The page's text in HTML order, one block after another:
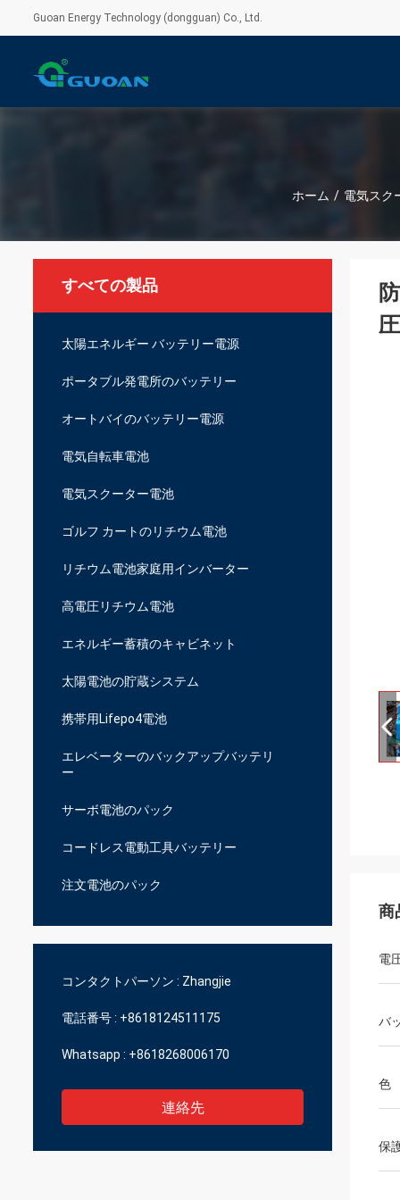
Guoan Energy Technology (dongguan) Co., Ltd.
ホーム / 電気スク
すべての製品
太陽エネルギー バッテリー電源
ポータブル発電所のバッテリー
オートバイのバッテリー電源
電気自転車電池
電気スクーター電池
ゴルフ カートのリチウム電池
リチウム電池家庭用インバーター
高電圧リチウム電池
エネルギー蓄積のキャビネット
太陽電池の貯蔵システム
携帯用Lifepo4電池
エレベーターのバックアップバッテリ
ー
サーボ電池のパック
コードレス電動工具バッテリー
注文電池のパック
コンタクトパーソン : Zhangjie
電話番号 : +8618124511175
Whatsapp : +8618268006170
連絡先
圧
商
電
バ
色
保